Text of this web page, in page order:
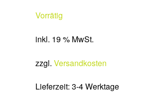
Vorrätig
inkl. 19 % MwSt.
zzgl. Versandkosten
Lieferzeit: 3-4 Werktage